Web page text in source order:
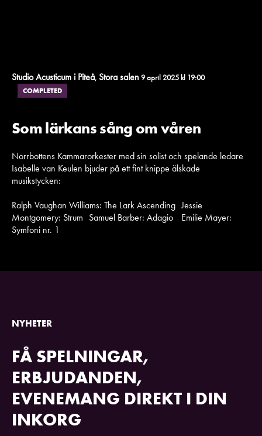
Studio Acusticum i Piteå, Stora salen9 april 2025 kl 19:00
COMPLETED
Som lärkans sång om våren
Norrbottens Kammarorkester med sin solist och spelande ledare
Isabelle van Keulen bjuder på ett fint knippe älskade
musikstycken:
Ralph Vaughan Williams: The Lark Ascending Jessie
Montgomery: Strum Samuel Barber: Adagio Emilie Mayer:
Symfoni nr. 1
NYHETER
FÅ SPELNINGAR,
ERBJUDANDEN,
EVENEMANG DIREKT I DIN
INKORG